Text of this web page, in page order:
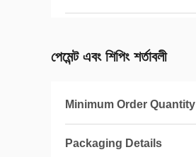
পেমেন্ট এবং শিপিং শর্তাবলী
Minimum Order Quantity
Packaging Details